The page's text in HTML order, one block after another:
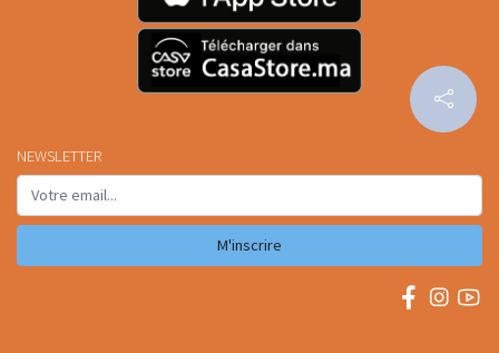
NEWSLETTER
M'inscrire